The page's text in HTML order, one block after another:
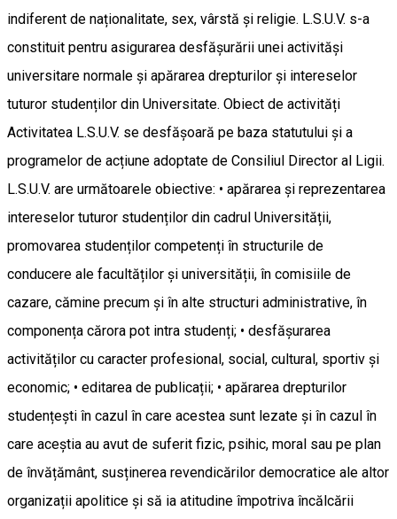
indiferent de naționalitate, sex, vârstă și religie. L.S.U.V. s-a
constituit pentru asigurarea desfășurării unei activităși
universitare normale și apărarea drepturilor și intereselor
tuturor studenților din Universitate. Obiect de activități
Activitatea L.S.U.V. se desfășoară pe baza statutului și a
programelor de acțiune adoptate de Consiliul Director al Ligii.
L.S.U.V. are următoarele obiective: • apărarea și reprezentarea
intereselor tuturor studenților din cadrul Universității,
promovarea studenților competenți în structurile de
conducere ale facultăților și universității, în comisiile de
cazare, cămine precum și în alte structuri administrative, în
componența cărora pot intra studenți; • desfășurarea
activităților cu caracter profesional, social, cultural, sportiv și
economic; • editarea de publicații; • apărarea drepturilor
studențești în cazul în care acestea sunt lezate și în cazul în
care aceștia au avut de suferit fizic, psihic, moral sau pe plan
de învățământ, susținerea revendicărilor democratice ale altor
organizații apolitice și să ia atitudine împotriva încălcării